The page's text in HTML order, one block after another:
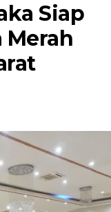
Siap
Merah